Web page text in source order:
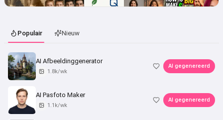
Populair Nieuw
AI Afbeeldinggenerator
1.8k/wk
AI gegenereerd
AI Pasfoto Maker
1.1k/wk
AI gegenereerd